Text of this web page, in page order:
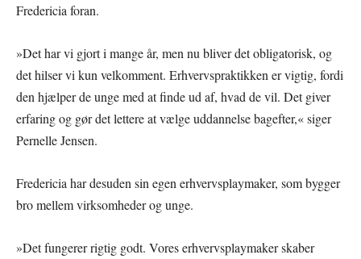
Fredericia foran.
»Det har vi gjort i mange år, men nu bliver det obligatorisk, og
det hilser vi kun velkomment. Erhvervspraktikken er vigtig, fordi
den hjælper de unge med at finde ud af, hvad de vil. Det giver
erfaring og gør det lettere at vælge uddannelse bagefter,« siger
Pernelle Jensen.
Fredericia har desuden sin egen erhvervsplaymaker, som bygger
bro mellem virksomheder og unge.
»Det fungerer rigtig godt. Vores erhvervsplaymaker skaber